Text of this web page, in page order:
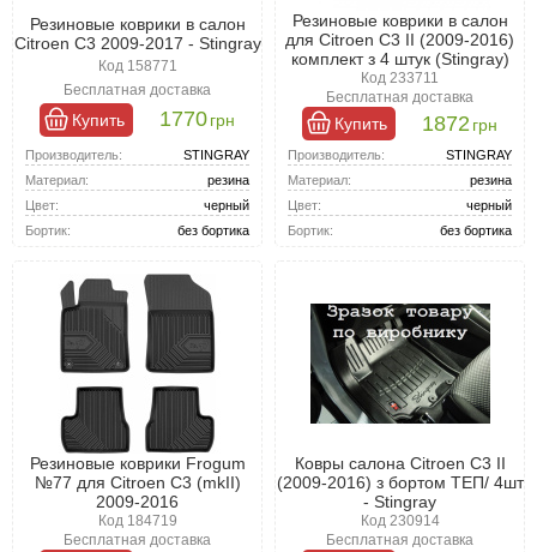
Резиновые коврики в салон
Citroen C3 2009-2017 - Stingray
Код 158771
Бесплатная доставка
Купить 1770грн
Производитель:
STINGRAY
Материал:
резина
Цвет:
черный
Бортик:
без бортика
Резиновые коврики в салон
для Citroen C3 II (2009-2016)
комплект з 4 штук (Stingray)
Код 233711
Бесплатная доставка
Купить 1872 грн
Производитель:
STINGRAY
Материал:
резина
Цвет:
черный
Бортик:
без бортика
Резиновые коврики Frogum
№77 для Citroen C3 (mkII)
2009-2016
Код 184719
Бесплатная доставка
Ковры салона Citroen C3 II
(2009-2016) з бортом ТЕП/ 4шт
- Stingray
Код 230914
Бесплатная доставка